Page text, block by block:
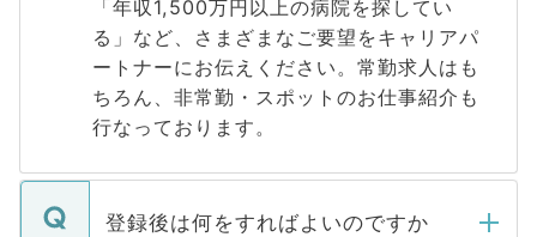
「年収1,500万円以上の病院を探してい
る」など、さまざまなご要望をキャリアパ
ートナーにお伝えください。常勤求人はも
ちろん、非常勤・スポットのお仕事紹介も
行なっております。
登録後は何をすればよいのですか